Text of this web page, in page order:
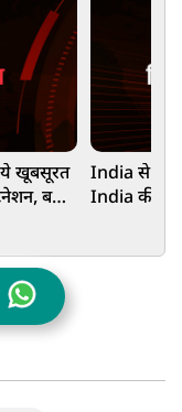
ये खूबसूरत
बना
India से
India की